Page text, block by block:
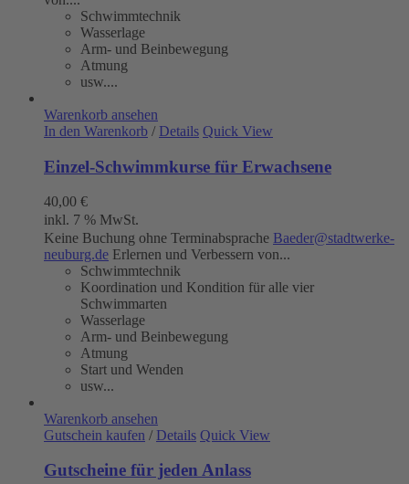
Schwimmtechnik
Wasserlage
Arm- und Beinbewegung
Atmung
usw....
Warenkorb ansehen
In den Warenkorb / Details Quick View
Einzel-Schwimmkurse für Erwachsene
40,00 €
inkl. 7 % MwSt.
Keine Buchung ohne Terminabsprache Baeder@stadtwerke-
neuburg.de Erlernen und Verbessern von...
Schwimmtechnik
Koordination und Kondition für alle vier
Schwimmarten
Wasserlage
Arm- und Beinbewegung
Atmung
Start und Wenden
usw...
Warenkorb ansehen
Gutschein kaufen / Details Quick View
Gutscheine für jeden Anlass